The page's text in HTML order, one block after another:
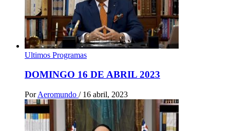
Ultimos Programas
DOMINGO 16 DE ABRIL 2023
Por Aeromundo / 16 abril, 2023